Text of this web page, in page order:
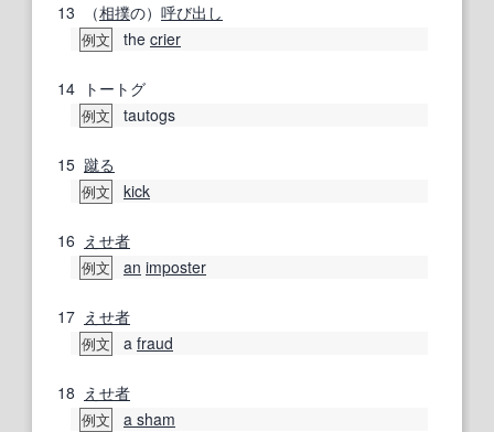
13 （相撲の） 呼び出し
例文 the crier
14 トートグ
例文 tautogs
15 蹴る
例文 kick
16 えせ者
例文 an imposter
17 えせ者
例文 a fraud
18 えせ者
例文 a sham